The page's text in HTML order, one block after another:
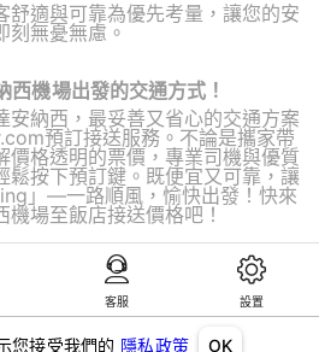
客服 設置
您接受我們的 隱私政策 OK
舒適與可靠為優先考量，讓您的安
刻無憂無慮。
機場出發的交通方式！
安納西，最妥善又省心的交通方案
預訂接送服務。不論是攜家帶
價格透明的票價，專業司機與優質
鬆按下預訂鍵。既便宜又可靠，讓
」—一路順風，愉快出發！快來
場至飯店接送價格吧！
is trademark of KG GLOBAL LIMITED.